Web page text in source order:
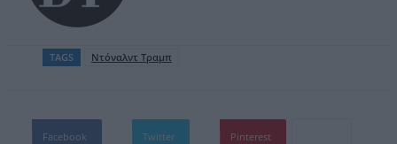
TAGS Ντόναλντ Τραμπ
Facebook Twitter Pinterest